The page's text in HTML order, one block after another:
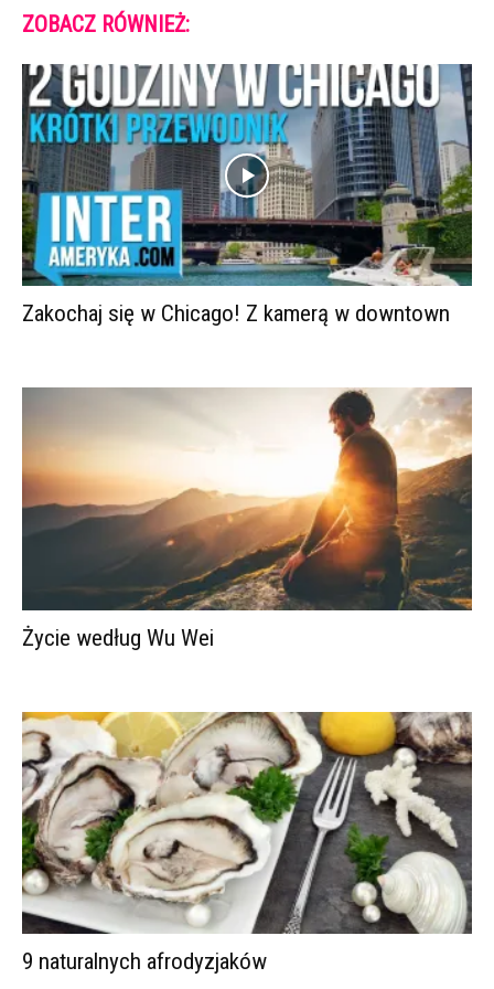
ZOBACZ RÓWNIEŻ:
Zakochaj się w Chicago! Z kamerą w downtown
Życie według Wu Wei
9 naturalnych afrodyzjaków